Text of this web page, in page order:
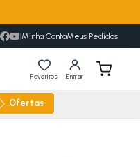
|Minha ContaMeus Pedidos
Favoritos Entrar
Ofertas